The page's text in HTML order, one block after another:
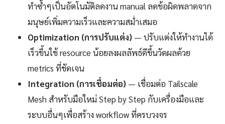
ทำซ้ำๆเป็นอัตโนมัติลดงาน manual ลดข้อผิดพลาดจาก
มนุษย์เพิ่มความเร็วและความสม่ำเสมอ
Optimization (การปรับแต่ง) — ปรับแต่งให้ทำงานได้
เร็วขึ้นใช้ resource น้อยลงผลลัพธ์ดีขึ้นวัดผลด้วย
metrics ที่ชัดเจน
Integration (การเชื่อมต่อ) — เชื่อมต่อ Tailscale
Mesh สำหรับมือใหม่ Step by Step กับเครื่องมือและ
ระบบอื่นๆเพื่อสร้าง workflow ที่ครบวงจร